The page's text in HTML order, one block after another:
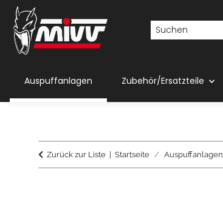
Auspuffanlagen Zubehör/Ersatzteile
Zurück zur Liste Startseite Auspuffanlagen